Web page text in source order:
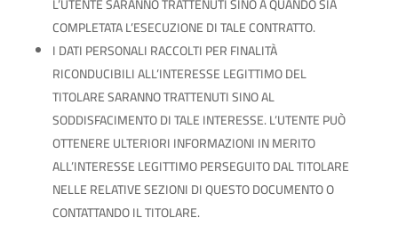
COMPLETATA L’ESECUZIONE DI TALE CONTRATTO.
I DATI PERSONALI RACCOLTI PER FINALITÀ
RICONDUCIBILI ALL’INTERESSE LEGITTIMO DEL
TITOLARE SARANNO TRATTENUTI SINO AL
SODDISFACIMENTO DI TALE INTERESSE. L’UTENTE PUÒ
OTTENERE ULTERIORI INFORMAZIONI IN MERITO
ALL’INTERESSE LEGITTIMO PERSEGUITO DAL TITOLARE
NELLE RELATIVE SEZIONI DI QUESTO DOCUMENTO O
CONTATTANDO IL TITOLARE.